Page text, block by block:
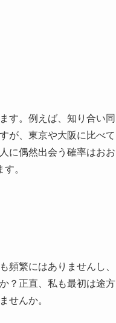
す。例えば、知り合い同
が、東京や大阪に比べて
に偶然出会う確率はおお
。
頻繁にはありませんし、
？正直、私も最初は途方
せんか。